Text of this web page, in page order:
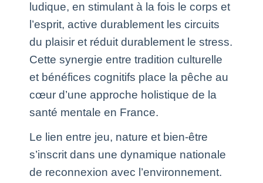
ludique, en stimulant à la fois le corps et
l’esprit, active durablement les circuits
du plaisir et réduit durablement le stress.
Cette synergie entre tradition culturelle
et bénéfices cognitifs place la pêche au
cœur d’une approche holistique de la
santé mentale en France.
Le lien entre jeu, nature et bien-être
s’inscrit dans une dynamique nationale
de reconnexion avec l’environnement.